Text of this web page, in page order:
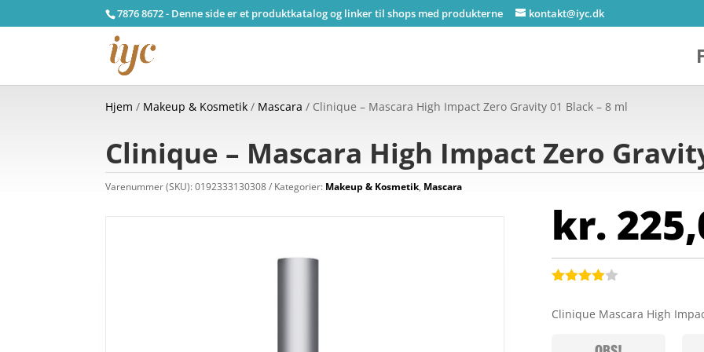
7876 8672 - Denne side er et produktkatalog og linker til shops med produkterne kontakt@iyc.dk
Hjem / Makeup & Kosmetik / Mascara / Clinique – Mascara High Impact Zero Gravity 01 Black – 8 ml
Clinique – Mascara High Impact Zero
Varenummer (SKU):0192333130308 Kategorier: Makeup & Kosmetik, Mascara
kr.
ud af 5
Clinique Mascara High